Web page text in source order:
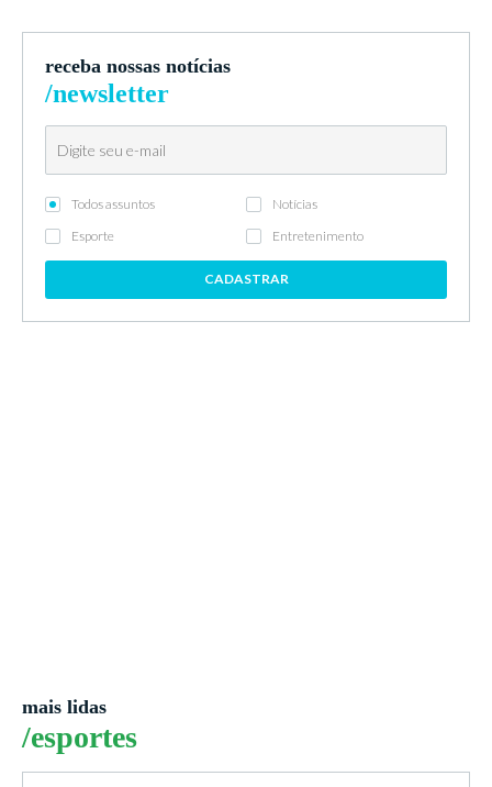
receba nossas notícias
/newsletter
Todos assuntos
Notícias
Esporte
Entretenimento
CADASTRAR
mais lidas
/esportes